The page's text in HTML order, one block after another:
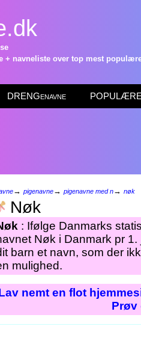
+ navneliste over top mest
DRENGenavne POPULÆRE
→ pigenavne→ pigenavne med n→ nøk
Nøk
: Ifølge Danmarks
Nøk i Danmark pr
barn et navn, som der
mulighed.
nemt en flot
Prøv